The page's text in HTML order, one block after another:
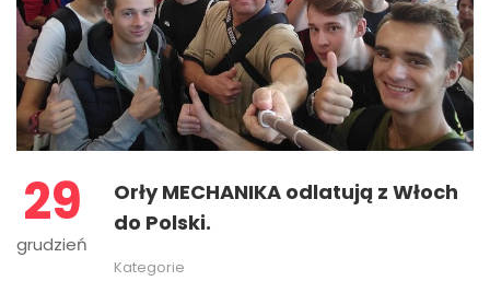
29
grudzień
Orły MECHANIKA odlatują z Włoch
do Polski.
Kategorie